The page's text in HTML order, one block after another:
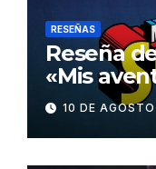
RESEÑAS
Reseña
«Mis
10 DE